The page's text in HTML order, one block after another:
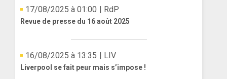
17/08/2025 à 01:00 | RdP
Revue de presse du 16 août 2025
16/08/2025 à 13:35 | LIV
Liverpool se fait peur mais s’impose !